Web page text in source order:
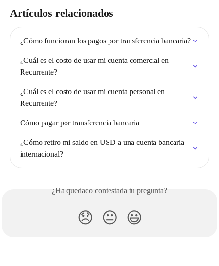
Artículos relacionados
¿Cómo funcionan los pagos por transferencia bancaria?
¿Cuál es el costo de usar mi cuenta comercial en
Recurrente?
¿Cuál es el costo de usar mi cuenta personal en
Recurrente?
Cómo pagar por transferencia bancaria
¿Cómo retiro mi saldo en USD a una cuenta bancaria
internacional?
¿Ha quedado contestada tu pregunta?
😞 😐 😃